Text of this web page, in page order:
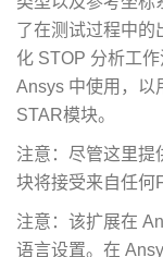
了在测试过程中的
化 STOP 分析工
Ansys 中使用，以
STAR模块。
注意：尽管这里提
块将接受来自任何
注意：该扩展在
语言设置。在